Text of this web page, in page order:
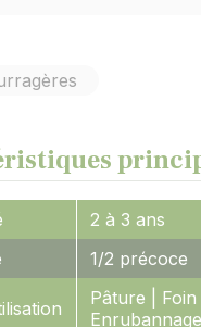
2 à 3 ans
1/2 précoce
Pâture | Foin
Enrubannage